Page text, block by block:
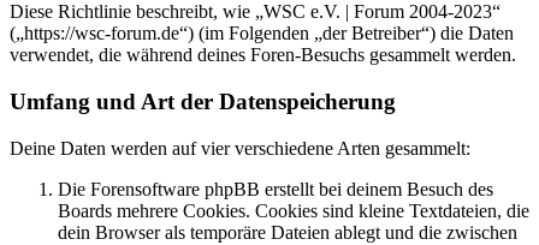
Diese Richtlinie beschreibt, wie „WSC e.V. | Forum 2004-2023“
(„https://wsc-forum.de“) (im Folgenden „der Betreiber“) die Daten
verwendet, die während deines Foren-Besuchs gesammelt werden.
Umfang und Art der Datenspeicherung
Deine Daten werden auf vier verschiedene Arten gesammelt:
Die Forensoftware phpBB erstellt bei deinem Besuch des
Boards mehrere Cookies. Cookies sind kleine Textdateien, die
dein Browser als temporäre Dateien ablegt und die zwischen